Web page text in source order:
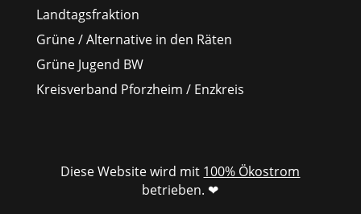
Landtagsfraktion
Grüne / Alternative in den Räten
Grüne Jugend BW
Kreisverband Pforzheim / Enzkreis
Diese Website wird mit 100% Ökostrom
betrieben. ❤